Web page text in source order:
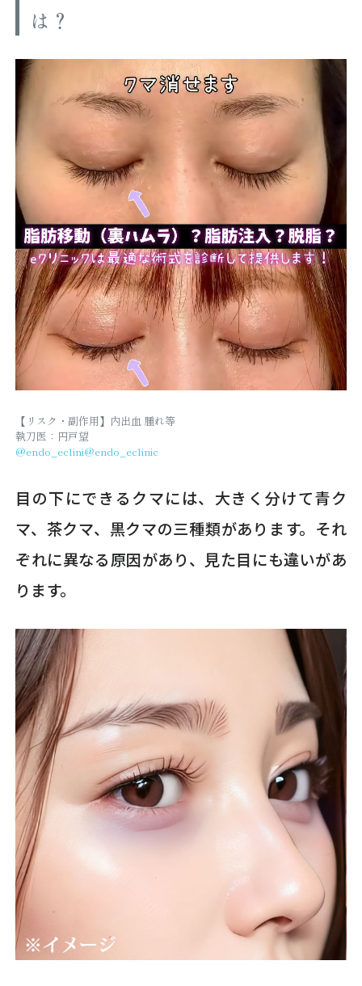
は？
【リスク・副作用】内出血 腫れ等
執刀医：円戸望
@endo_eclini@endo_eclinic
目の下にできるクマには、大きく分けて青ク
マ、茶クマ、黒クマの三種類があります。それ
ぞれに異なる原因があり、見た目にも違いがあ
ります。